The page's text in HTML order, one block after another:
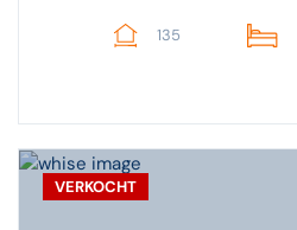
135
VERKOCHT